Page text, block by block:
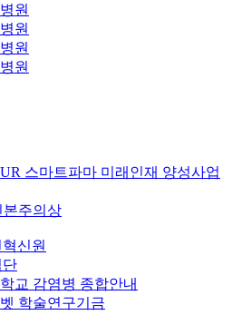
원
원
원
원
스마트파마 미래인재 양성사업
본주의상
신원
단
교 감염병 종합안내
학술연구기금